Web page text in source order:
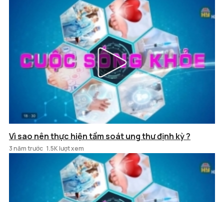
Vì sao nên thực hiện tầm soát ung thư định kỳ ?
3 năm trước 1.5K lượt xem